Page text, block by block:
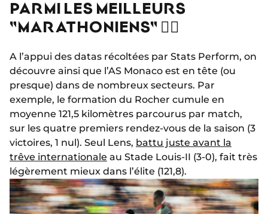
PARMI LES MEILLEURS
"MARATHONIENS" 🏃‍♂
A l’appui des datas récoltées par Stats Perform, on
découvre ainsi que l’AS Monaco est en tête (ou
presque) dans de nombreux secteurs. Par
exemple, le formation du Rocher cumule en
moyenne 121,5 kilomètres parcourus par match,
sur les quatre premiers rendez-vous de la saison (3
victoires, 1 nul). Seul Lens, battu juste avant la
trêve internationale au Stade Louis-II (3-0), fait très
légèrement mieux dans l’élite (121,8).